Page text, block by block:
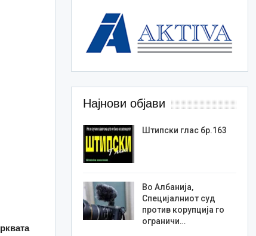
рквата
Најнови објави
Штипски глас бр.163
Во Албанија,
Специјалниот суд
против корупција го
ограничи…